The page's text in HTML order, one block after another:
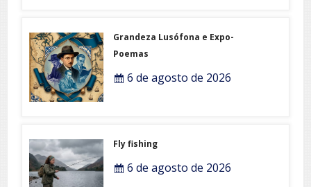
Grandeza Lusófona e Expo-
Poemas
6 de agosto de 2026
Fly fishing
6 de agosto de 2026